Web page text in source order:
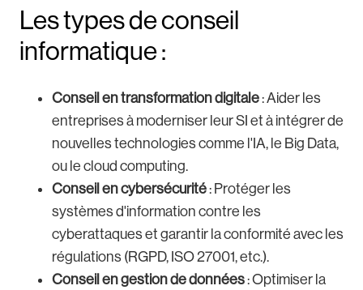
Les types de conseil
informatique :
Conseil en transformation digitale: Aider les
entreprises à moderniser leur SI et à intégrer de
nouvelles technologies comme l'IA, le Big Data,
ou le cloud computing.
Conseil en cybersécurité: Protéger les
systèmes d'information contre les
cyberattaques et garantir la conformité avec les
régulations (RGPD, ISO 27001, etc.).
Conseil en gestion de données: Optimiser la